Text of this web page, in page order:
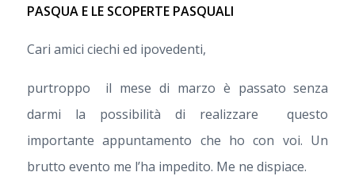
PASQUA E LE SCOPERTE PASQUALI
Cari amici ciechi ed ipovedenti,
purtroppo il mese di marzo è passato senza
darmi la possibilità di realizzare questo
importante appuntamento che ho con voi. Un
brutto evento me l’ha impedito. Me ne dispiace.